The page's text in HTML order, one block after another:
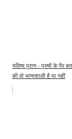
भविष्य पुराण - पुरुषों के पैर
की वो भाग्यशाली है या नहीं